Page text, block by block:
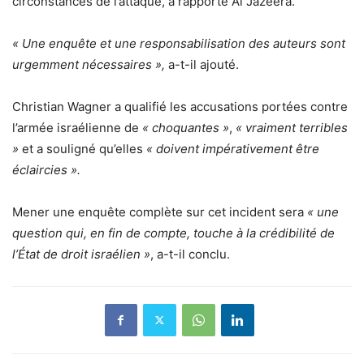
« Une enquête et une responsabilisation des auteurs sont
urgemment nécessaires », a-t-il ajouté.
Christian Wagner a qualifié les accusations portées contre
l’armée israélienne de « choquantes », « vraiment terribles
» et a souligné qu’elles « doivent impérativement être
éclaircies ».
Mener une enquête complète sur cet incident sera « une
question qui, en fin de compte, touche à la crédibilité de
l’État de droit israélien », a-t-il conclu.